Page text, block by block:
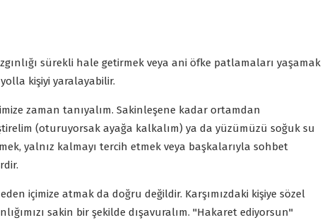
sürekli hale getirmek veya ani öfke patlamaları yaşamak
kişiyi yaralayabilir.
zaman tanıyalım. Sakinleşene kadar ortamdan
(oturuyorsak ayağa kalkalım) ya da yüzümüzü soğuk su
yalnız kalmayı tercih etmek veya başkalarıyla sohbet
içimize atmak da doğru değildir. Karşımızdaki kişiye sözel
sakin bir şekilde dışavuralım. "Hakaret ediyorsun"